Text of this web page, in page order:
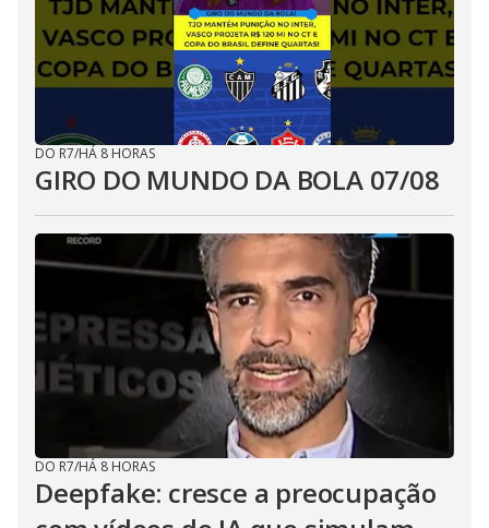
DO R7/HÁ 8 HORAS
GIRO DO MUNDO DA BOLA 07/08
DO R7/HÁ 8 HORAS
Deepfake: cresce a preocupação